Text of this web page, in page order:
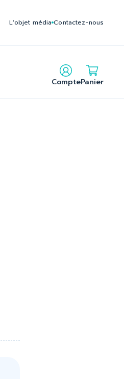
L'objet média Contactez-nous